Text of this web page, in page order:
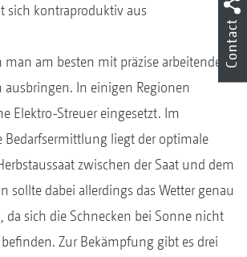
sich kontraproduktiv aus
am besten mit präzise arbeitenden
ausbringen. In einigen Regionen
Elektro-Streuer eingesetzt. Im
Bedarfsermittlung liegt der optimale
zwischen der Saat und dem
sollte dabei allerdings das Wetter genau
da sich die Schnecken bei Sonne nicht
Zur Bekämpfung gibt es drei
Contact